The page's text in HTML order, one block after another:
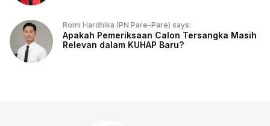
Romi Hardhika (PN Pare-Pare) says:
Apakah Pemeriksaan Calon Tersangka Masih
Relevan dalam KUHAP Baru?